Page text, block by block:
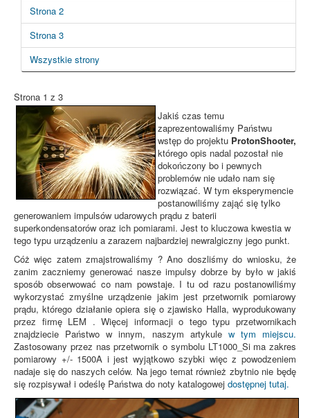
Strona 2
Strona 3
Wszystkie strony
Strona 1 z 3
Jakiś czas temu
zaprezentowaliśmy Państwu
wstęp do projektu ProtonShooter,
którego opis nadal pozostał nie
dokończony bo i pewnych
problemów nie udało nam się
rozwiązać. W tym eksperymencie
postanowiliśmy zająć się tylko
generowaniem impulsów udarowych prądu z baterii
superkondensatorów oraz ich pomiarami. Jest to kluczowa kwestia w
tego typu urządzeniu a zarazem najbardziej newralgiczny jego punkt.
Cóż więc zatem zmajstrowaliśmy ? Ano doszliśmy do wniosku, że
zanim zaczniemy generować nasze impulsy dobrze by było w jakiś
sposób obserwować co nam powstaje. I tu od razu postanowiliśmy
wykorzystać zmyślne urządzenie jakim jest przetwornik pomiarowy
prądu, którego działanie opiera się o zjawisko Halla, wyprodukowany
przez firmę LEM . Więcej informacji o tego typu przetwornikach
znajdziecie Państwo w innym, naszym artykule w tym miejscu.
Zastosowany przez nas przetwornik o symbolu LT1000_Si ma zakres
pomiarowy +/- 1500A i jest wyjątkowo szybki więc z powodzeniem
nadaje się do naszych celów. Na jego temat również zbytnio nie będę
się rozpisywał i odeślę Państwa do noty katalogowej dostępnej tutaj.